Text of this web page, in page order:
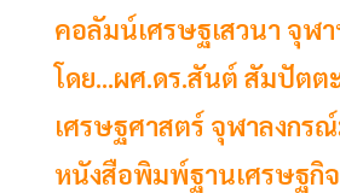
คอลัมน์เศรษฐเสวนา จุฬ
โดย...ผศ.ดร.สันต์ สัมปัต
เศรษฐศาสตร์ จุฬาลงกร
หนังสือพิมพ์ฐานเศรษฐกิ